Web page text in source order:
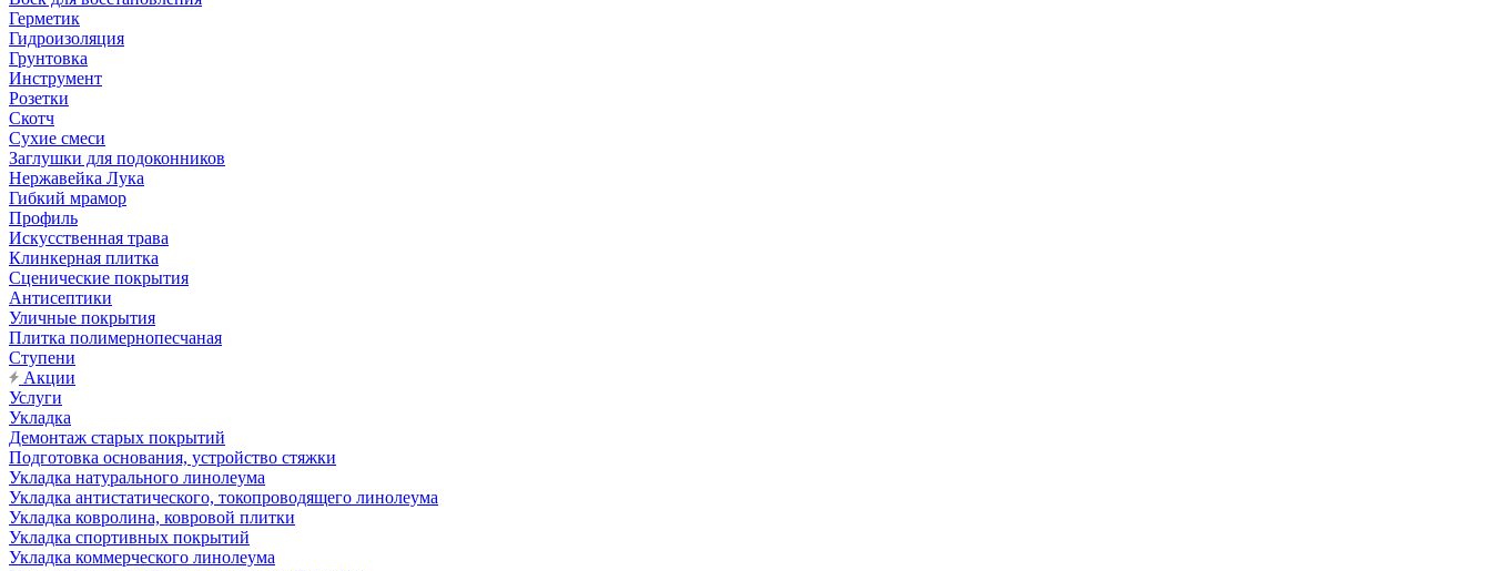
Герметик
Гидроизоляция
Грунтовка
Инструмент
Розетки
Скотч
Сухие смеси
Заглушки для подоконников
Нержавейка Лука
Гибкий мрамор
Профиль
Искусственная трава
Клинкерная плитка
Сценические покрытия
Антисептики
Уличные покрытия
Плитка полимернопесчаная
Ступени
Акции
Услуги
Укладка
Демонтаж старых покрытий
Подготовка основания, устройство стяжки
Укладка натурального линолеума
Укладка антистатического, токопроводящего линолеума
Укладка ковролина, ковровой плитки
Укладка спортивных покрытий
Укладка коммерческого линолеума